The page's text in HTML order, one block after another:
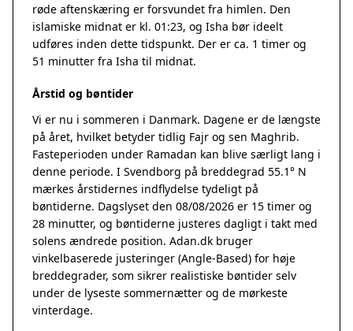
røde aftenskæring er forsvundet fra himlen. Den
islamiske midnat er kl. 01:23, og Isha bør ideelt
udføres inden dette tidspunkt. Der er ca. 1 timer og
51 minutter fra Isha til midnat.
Årstid og bøntider
Vi er nu i sommeren i Danmark. Dagene er de længste
på året, hvilket betyder tidlig Fajr og sen Maghrib.
Fasteperioden under Ramadan kan blive særligt lang i
denne periode. I Svendborg på breddegrad 55.1° N
mærkes årstidernes indflydelse tydeligt på
bøntiderne. Dagslyset den 08/08/2026 er 15 timer og
28 minutter, og bøntiderne justeres dagligt i takt med
solens ændrede position. Adan.dk bruger
vinkelbaserede justeringer (Angle-Based) for høje
breddegrader, som sikrer realistiske bøntider selv
under de lyseste sommernætter og de mørkeste
vinterdage.